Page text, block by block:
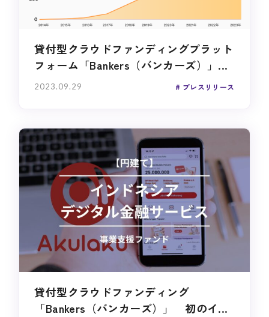
貸付型クラウドファンディングプラット
フォーム「Bankers（バンカーズ）」...
2023.09.29 プレスリリース
貸付型クラウドファンディング
「Bankers（バンカーズ）」 初のイ...